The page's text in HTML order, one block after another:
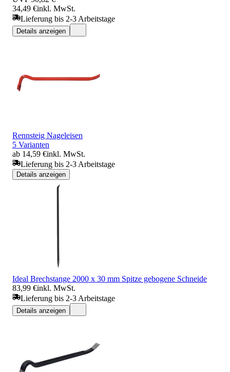
34,49 €inkl. MwSt.
Lieferung bis 2-3 Arbeitstage
Details anzeigen
Rennsteig Nageleisen
5 Varianten
ab 14,59 €inkl. MwSt.
Lieferung bis 2-3 Arbeitstage
Details anzeigen
Ideal Brechstange 2000 x 30 mm Spitze gebogene Schneide
83,99 €inkl. MwSt.
Lieferung bis 2-3 Arbeitstage
Details anzeigen